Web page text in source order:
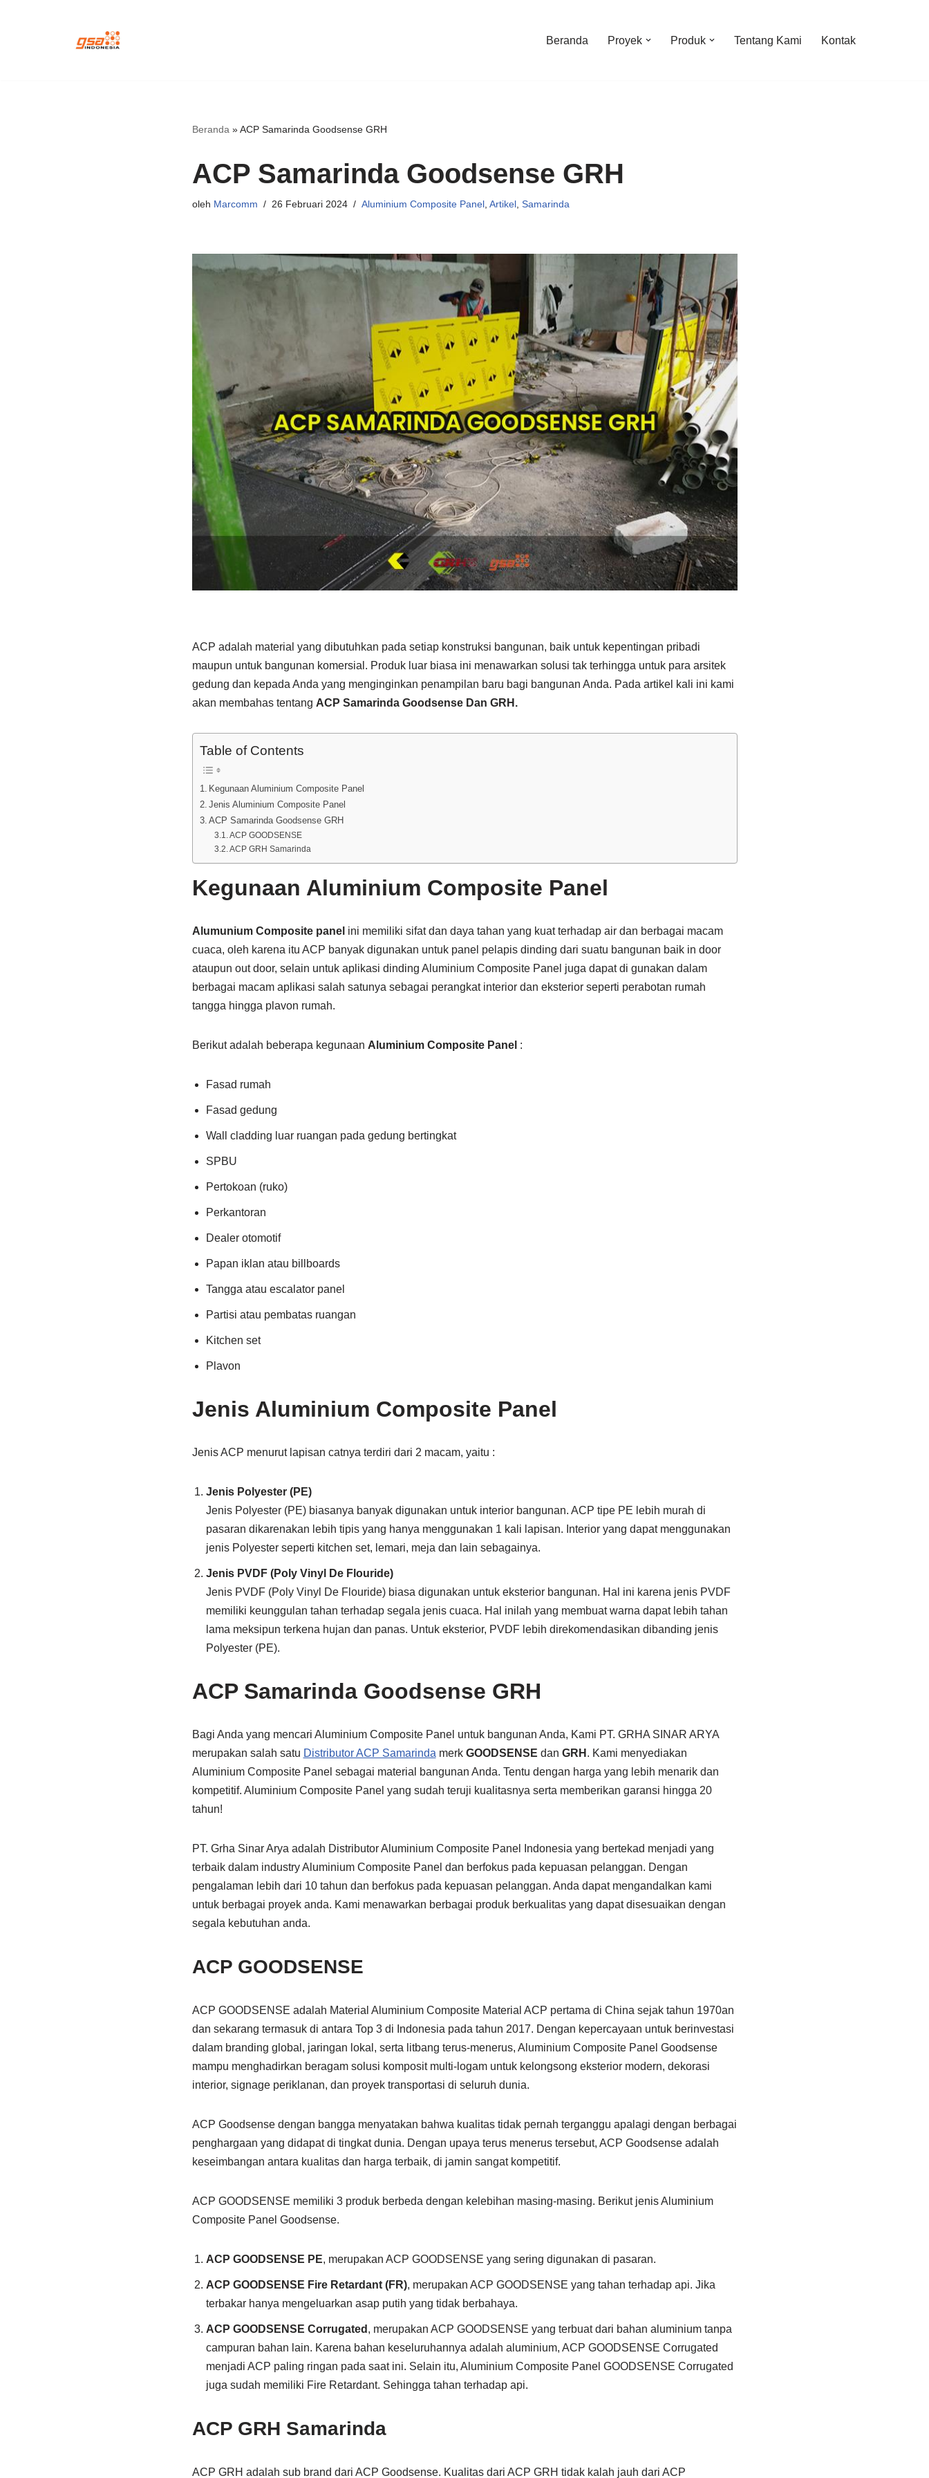
Beranda Proyek Produk Tentang Kami Kontak
Beranda »ACP Samarinda Goodsense GRH
ACP Samarinda Goodsense GRH
oleh Marcomm 26 Februari 2024 Aluminium Composite Panel, Artikel, Samarinda
ACP adalah material yang dibutuhkan pada setiap konstruksi bangunan, baik untuk kepentingan pribadi
maupun untuk bangunan komersial. Produk luar biasa ini menawarkan solusi tak terhingga untuk para arsitek
gedung dan kepada Anda yang menginginkan penampilan baru bagi bangunan Anda. Pada artikel kali ini kami
akan membahas tentang ACP Samarinda Goodsense Dan GRH.
Table of Contents
Kegunaan Aluminium Composite Panel
Jenis Aluminium Composite Panel
ACP Samarinda Goodsense GRH
ACP GOODSENSE
ACP GRH Samarinda
Kegunaan Aluminium Composite Panel
Alumunium Composite panel ini memiliki sifat dan daya tahan yang kuat terhadap air dan berbagai macam
cuaca, oleh karena itu ACP banyak digunakan untuk panel pelapis dinding dari suatu bangunan baik in door
ataupun out door, selain untuk aplikasi dinding Aluminium Composite Panel juga dapat di gunakan dalam
berbagai macam aplikasi salah satunya sebagai perangkat interior dan eksterior seperti perabotan rumah
tangga hingga plavon rumah.
Berikut adalah beberapa kegunaan Aluminium Composite Panel :
Fasad rumah
Fasad gedung
Wall cladding luar ruangan pada gedung bertingkat
SPBU
Pertokoan (ruko)
Perkantoran
Dealer otomotif
Papan iklan atau billboards
Tangga atau escalator panel
Partisi atau pembatas ruangan
Kitchen set
Plavon
Jenis Aluminium Composite Panel
Jenis ACP menurut lapisan catnya terdiri dari 2 macam, yaitu :
Jenis Polyester (PE)
Jenis Polyester (PE) biasanya banyak digunakan untuk interior bangunan. ACP tipe PE lebih murah di
pasaran dikarenakan lebih tipis yang hanya menggunakan 1 kali lapisan. Interior yang dapat menggunakan
jenis Polyester seperti kitchen set, lemari, meja dan lain sebagainya.
Jenis PVDF (Poly Vinyl De Flouride)
Jenis PVDF (Poly Vinyl De Flouride) biasa digunakan untuk eksterior bangunan. Hal ini karena jenis PVDF
memiliki keunggulan tahan terhadap segala jenis cuaca. Hal inilah yang membuat warna dapat lebih tahan
lama meksipun terkena hujan dan panas. Untuk eksterior, PVDF lebih direkomendasikan dibanding jenis
Polyester (PE).
ACP Samarinda Goodsense GRH
Bagi Anda yang mencari Aluminium Composite Panel untuk bangunan Anda, Kami PT. GRHA SINAR ARYA
merupakan salah satu Distributor ACP Samarinda merkGOODSENSE dan GRH . Kami menyediakan
Aluminium Composite Panel sebagai material bangunan Anda. Tentu dengan harga yang lebih menarik dan
kompetitif. Aluminium Composite Panel yang sudah teruji kualitasnya serta memberikan garansi hingga 20
tahun!
PT. Grha Sinar Arya adalah Distributor Aluminium Composite Panel Indonesia yang bertekad menjadi yang
terbaik dalam industry Aluminium Composite Panel dan berfokus pada kepuasan pelanggan. Dengan
pengalaman lebih dari 10 tahun dan berfokus pada kepuasan pelanggan. Anda dapat mengandalkan kami
untuk berbagai proyek anda. Kami menawarkan berbagai produk berkualitas yang dapat disesuaikan dengan
segala kebutuhan anda.
ACP GOODSENSE
ACP GOODSENSE adalah Material Aluminium Composite Material ACP pertama di China sejak tahun 1970an
dan sekarang termasuk di antara Top 3 di Indonesia pada tahun 2017. Dengan kepercayaan untuk berinvestasi
dalam branding global, jaringan lokal, serta litbang terus-menerus, Aluminium Composite Panel Goodsense
mampu menghadirkan beragam solusi komposit multi-logam untuk kelongsong eksterior modern, dekorasi
interior, signage periklanan, dan proyek transportasi di seluruh dunia.
ACP Goodsense dengan bangga menyatakan bahwa kualitas tidak pernah terganggu apalagi dengan berbagai
penghargaan yang didapat di tingkat dunia. Dengan upaya terus menerus tersebut, ACP Goodsense adalah
keseimbangan antara kualitas dan harga terbaik, di jamin sangat kompetitif.
ACP GOODSENSE memiliki 3 produk berbeda dengan kelebihan masing-masing. Berikut jenis Aluminium
Composite Panel Goodsense.
ACP GOODSENSE PE, merupakan ACP GOODSENSE yang sering digunakan di pasaran.
ACP GOODSENSE Fire Retardant (FR), merupakan ACP GOODSENSE yang tahan terhadap api. Jika
terbakar hanya mengeluarkan asap putih yang tidak berbahaya.
ACP GOODSENSE Corrugated , merupakan ACP GOODSENSE yang terbuat dari bahan aluminium tanpa
campuran bahan lain. Karena bahan keseluruhannya adalah aluminium, ACP GOODSENSE Corrugated
menjadi ACP paling ringan pada saat ini. Selain itu, Aluminium Composite Panel GOODSENSE Corrugated
juga sudah memiliki Fire Retardant. Sehingga tahan terhadap api.
ACP GRH Samarinda
ACP GRH adalah sub brand dari ACP Goodsense. Kualitas dari ACP GRH tidak kalah jauh dari ACP